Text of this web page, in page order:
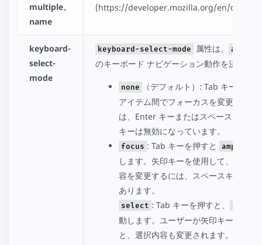
multiple、
name
(https://developer.mozilla.org/en/docs/
keyboard-
select-
mode
keyboard-select-mode 属性は、 amp-
のキーボード ナビゲーション動作を決定し
none
（デフォルト）: Tab キーを押
アイテム間でフォーカスを変更しま
は、Enter キーまたはスペースキーを
キーは無効になっています。
focus : Tab キーを押すと amp-
します。矢印キーを使用して、アイ
容を変更するには、スペースキーま
あります。
select : Tab キーを押すと、 amp-
動します。ユーザーが矢印キーを使用
と、選択内容も変更されます。